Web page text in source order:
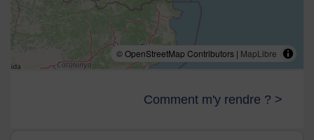
© OpenStreetMap Contributors | MapLibre
Comment m'y rendre ? >